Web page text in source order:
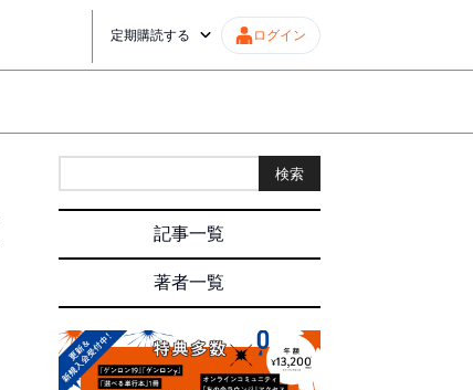
定期購読する ログイン
検索
記事一覧
著者一覧